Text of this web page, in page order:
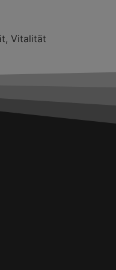
Vitalität